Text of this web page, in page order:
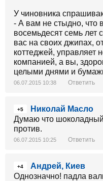
У чиновника
- А вам не стыдно, что
восемьдесят семь лет
вас на своих джипах,
коттеджей, управляет
компанией, а вы,
целыми днями и
06.07.2015 10:38 Ответить
+5
Николай Масло
Думаю что
против.
06.07.2015 10:25 Ответить
+4
Андрей, Киев
Однозначно! падла